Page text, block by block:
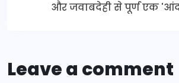
और जवाबदेही से पूर्ण एक
Leave a comment